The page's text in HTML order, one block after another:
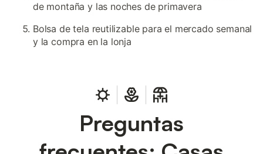
de montaña y las noches de primavera
Bolsa de tela reutilizable para el mercado semanal
y la compra en la lonja
Preguntas